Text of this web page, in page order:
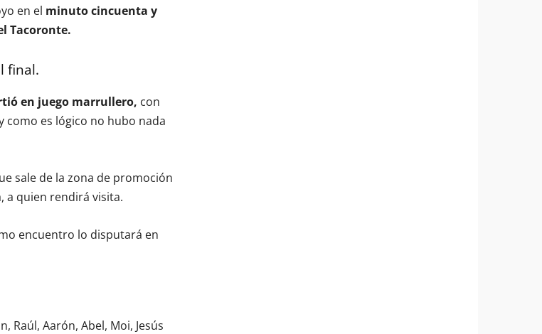
en el minuto cincuenta y
Tacoronte.
final.
en juego marrullero, con
como es lógico no hubo nada
sale de la zona de promoción
a quien rendirá visita.
encuentro lo disputará en
Raúl, Aarón, Abel, Moi, Jesús